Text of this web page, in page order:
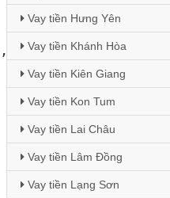
, if you specified a
Vay tiền Hưng Yên
Vay tiền Khánh Hòa
Vay tiền Kiên Giang
Vay tiền Kon Tum
Vay tiền Lai Châu
Vay tiền Lâm Đồng
Vay tiền Lạng Sơn